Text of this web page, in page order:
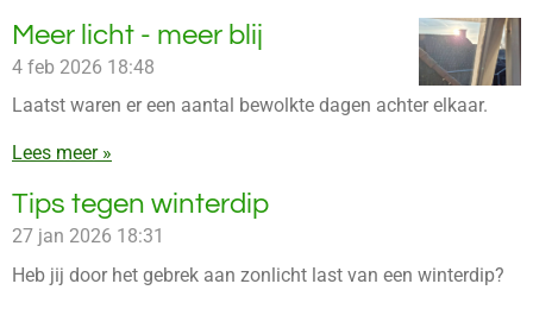
Meer licht - meer blij
4 feb 2026 18:48
Laatst waren er een aantal bewolkte dagen achter elkaar.
Lees meer »
Tips tegen winterdip
27 jan 2026 18:31
Heb jij door het gebrek aan zonlicht last van een winterdip?